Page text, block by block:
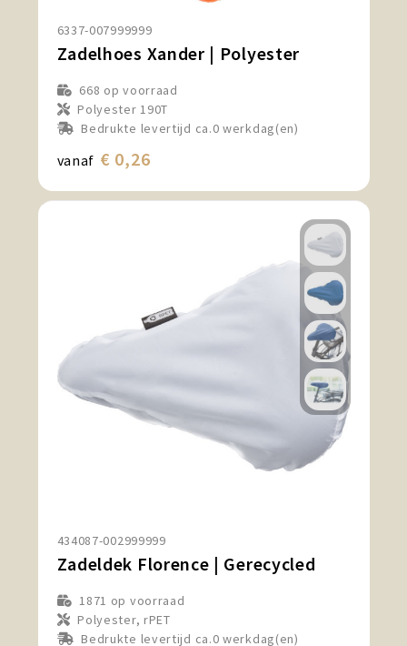
Sport, Spel en Speelgoed
Strand en Zomer
Tassen
6337-007999999
Zadelhoes Xander | Polyester
668 op voorraad
Polyester 190T
Bedrukte levertijd ca.0 werkdag(en)
vanaf € 0,26
434087-002999999
Zadeldek Florence | Gerecycled
1871 op voorraad
Polyester, rPET
Bedrukte levertijd ca.0 werkdag(en)